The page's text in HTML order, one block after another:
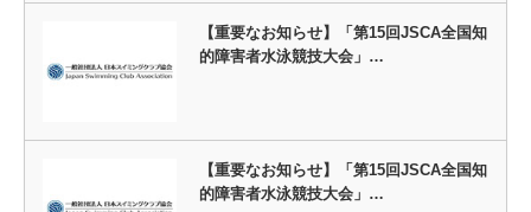
【重要なお知らせ】「第15回JSCA全国知
的障害者水泳競技大会」…
【重要なお知らせ】「第15回JSCA全国知
的障害者水泳競技大会」…